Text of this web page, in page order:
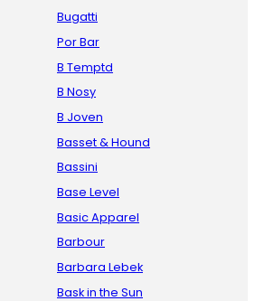
Bugatti
Por Bar
B Temptd
B Nosy
B Joven
Basset & Hound
Bassini
Base Level
Basic Apparel
Barbour
Barbara Lebek
Bask in the Sun